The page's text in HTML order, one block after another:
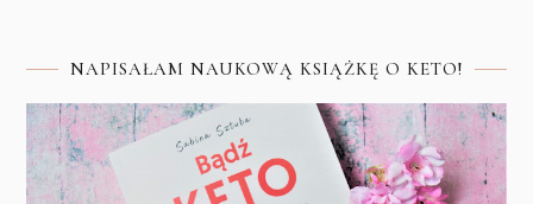
NAPISAŁAM NAUKOWĄ KSIĄŻKĘ O KETO!